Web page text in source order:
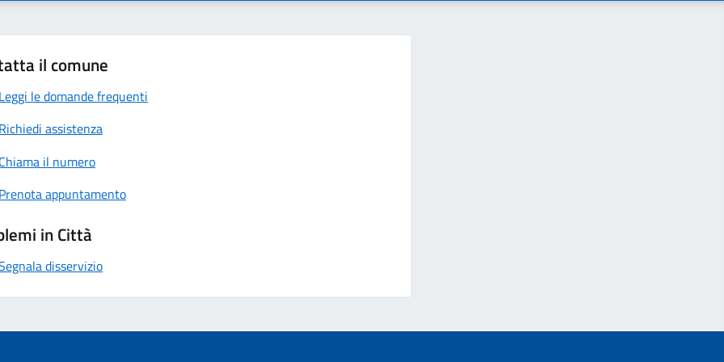
il comune
le domande frequenti
assistenza
il numero
appuntamento
in Città
disservizio